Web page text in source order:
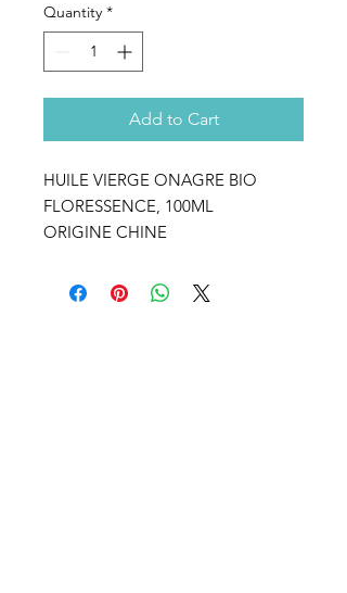
Quantity *
Add to Cart
HUILE VIERGE ONAGRE BIO
FLORESSENCE, 100ML
ORIGINE CHINE